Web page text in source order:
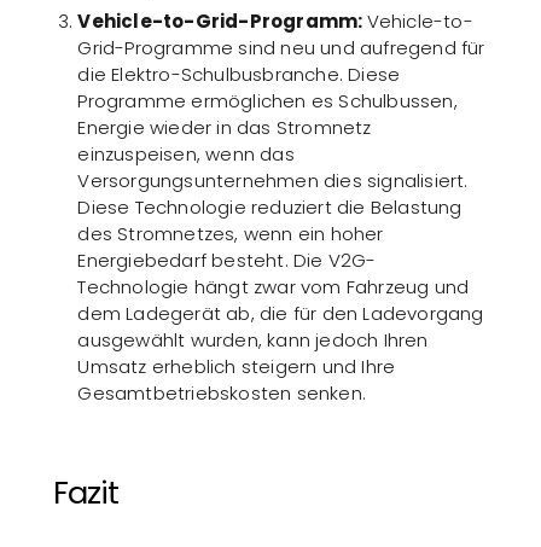
Vehicle-to-Grid-Programm:Vehicle-to-
Grid-Programme sind neu und aufregend für
die Elektro-Schulbusbranche. Diese
Programme ermöglichen es Schulbussen,
Energie wieder in das Stromnetz
einzuspeisen, wenn das
Versorgungsunternehmen dies signalisiert.
Diese Technologie reduziert die Belastung
des Stromnetzes, wenn ein hoher
Energiebedarf besteht. Die V2G-
Technologie hängt zwar vom Fahrzeug und
dem Ladegerät ab, die für den Ladevorgang
ausgewählt wurden, kann jedoch Ihren
Umsatz erheblich steigern und Ihre
Gesamtbetriebskosten senken.
Fazit